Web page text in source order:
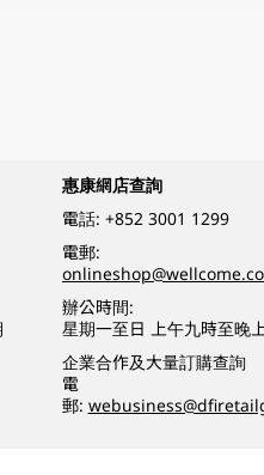
惠康網店查詢
電話: +852 3001 1299
電郵:
辦公時間:
星期一至日 上午九時至晚
企業合作及大量訂購查詢
電
郵: